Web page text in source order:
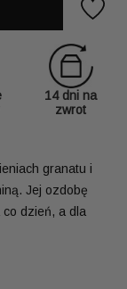
14 dni na
zwrot
granatu i
Jej ozdobę
dzień, a dla